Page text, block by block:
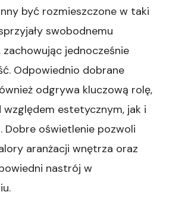
być rozmieszczone w taki
swobodnemu
zachowując jednocześnie
Odpowiednio dobrane
odgrywa kluczową rolę,
estetycznym, jak i
Dobre oświetlenie pozwoli
aranżacji wnętrza oraz
nastrój w